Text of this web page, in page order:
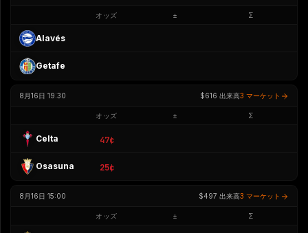
オッズ ± Σ
Alavés
Getafe
8月16日 19:30 $616 出来高3 マーケット
オッズ ± Σ
Celta 47¢
Osasuna 25¢
8月16日 15:00 $497 出来高3 マーケット
オッズ ± Σ